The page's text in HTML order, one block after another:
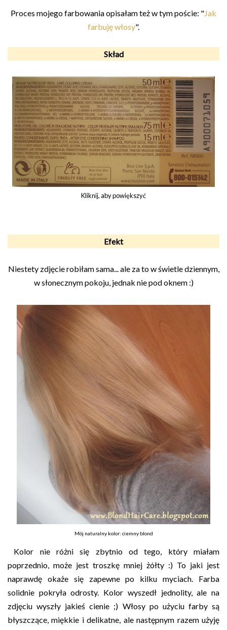
Proces mojego farbowania opisałam też w tym poście: "Jak
farbuję włosy".
Skład
Kliknij, aby powiększyć
Efekt
Niestety zdjęcie robiłam sama... ale za to w świetle dziennym,
w słonecznym pokoju, jednak nie pod oknem :)
Mój naturalny kolor: ciemny blond
Kolor nie różni się zbytnio od tego, który miałam
poprzednio, może jest troszkę mniej żółty :) To jaki jest
naprawdę okaże się zapewne po kilku myciach. Farba
solidnie pokryła odrosty. Kolor wyszedł jednolity, ale na
zdjęciu wyszły jakieś cienie ;) Włosy po użyciu farby są
błyszczące, miękkie i delikatne, ale następnym razem użyję